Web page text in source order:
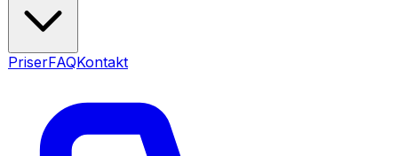
PriserFAQKontakt